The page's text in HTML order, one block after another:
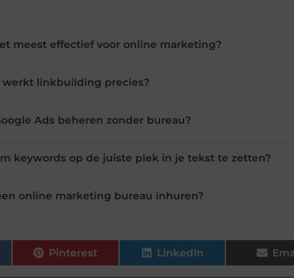
meest effectief voor online marketing?
werkt linkbuilding precies?
Ads beheren zonder bureau?
keywords op de juiste plek in je tekst te zetten?
online marketing bureau inhuren?
Pinterest LinkedIn